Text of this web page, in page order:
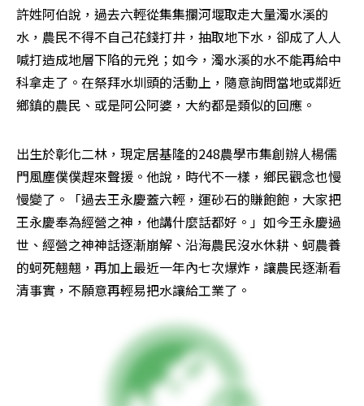
許姓阿伯說，過去六輕從集集攔河堰取走大量濁水溪的
水，農民不得不自己花錢打井，抽取地下水，卻成了人人
喊打造成地層下陷的元兇；如今，濁水溪的水不能再給中
科拿走了。在祭拜水圳頭的活動上，隨意詢問當地或鄰近
鄉鎮的農民、或是阿公阿婆，大約都是類似的回應。
出生於彰化二林，現定居基隆的248農學市集創辦人楊儒
門風塵僕僕趕來聲援。他說，時代不一樣，鄉民觀念也慢
慢變了。「過去王永慶蓋六輕，運砂石的賺飽飽，大家把
王永慶奉為經營之神，他講什麼話都好。」如今王永慶過
世、經營之神神話逐漸崩解、沿海農民沒水休耕、蚵農養
的蚵死翹翹，再加上最近一年內七次爆炸，讓農民逐漸看
清事實，不願意再輕易把水讓給工業了。